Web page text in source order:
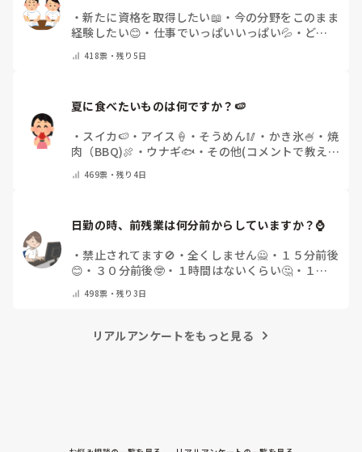
・新たに資格を取得したい📖 ・ 今の分野をこのまま
経験したい😊 ・ 仕事でいっぱいいっぱい💦 ・ どん
教えてください）
418票・残り5日
夏に食べたいものは何ですか？🍉
・ スイカ🍉 ・ アイス🍦 ・ そうめん🥢 ・ かき氷🍧 ・ 焼
肉（BBQ)🍖 ・ ウナギ🐟 ・ その他(コメントで教え
469票・残り4日
日勤の時、前残業は何分前からしていますか？⌚
・禁止されてます🚫 ・ 全くしません🙅 ・ １５分前後
😊 ・ ３０分前後🤓 ・ １時間はないくらい🤔 ・ １時
498票・残り3日
リアルアンケートをもっと見る